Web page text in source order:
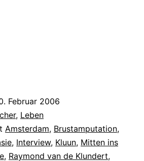
Februar 2006
, Leben
Amsterdam, Brustamputation,
, Interview, Kluun, Mitten ins
, Raymond van de Klundert,